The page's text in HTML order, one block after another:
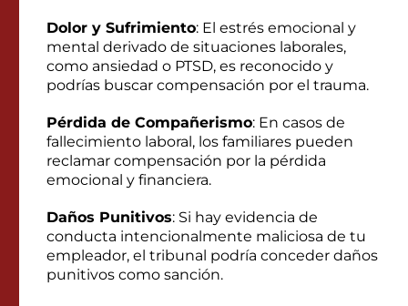
Dolor y Sufrimiento: El estrés emocional y
mental derivado de situaciones laborales,
como ansiedad o PTSD, es reconocido y
podrías buscar compensación por el trauma.
Pérdida de Compañerismo: En casos de
fallecimiento laboral, los familiares pueden
reclamar compensación por la pérdida
emocional y financiera.
Daños Punitivos: Si hay evidencia de
conducta intencionalmente maliciosa de tu
empleador, el tribunal podría conceder daños
punitivos como sanción.